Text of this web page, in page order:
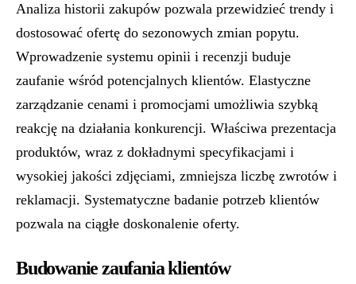
Analiza historii zakupów pozwala przewidzieć trendy i
dostosować ofertę do sezonowych zmian popytu.
Wprowadzenie systemu opinii i recenzji buduje
zaufanie wśród potencjalnych klientów. Elastyczne
zarządzanie cenami i promocjami umożliwia szybką
reakcję na działania konkurencji. Właściwa prezentacja
produktów, wraz z dokładnymi specyfikacjami i
wysokiej jakości zdjęciami, zmniejsza liczbę zwrotów i
reklamacji. Systematyczne badanie potrzeb klientów
pozwala na ciągłe doskonalenie oferty.
Budowanie zaufania klientów